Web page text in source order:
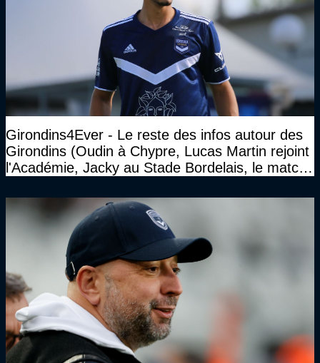
Girondins4Ever - Le reste des infos autour des
Girondins (Oudin à Chypre, Lucas Martin rejoint
l'Académie, Jacky au Stade Bordelais, le match